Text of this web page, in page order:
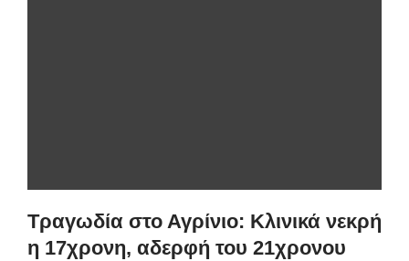
Τραγωδία στο Αγρίνιο: Κλινικά νεκρή
η 17χρονη, αδερφή του 21χρονου